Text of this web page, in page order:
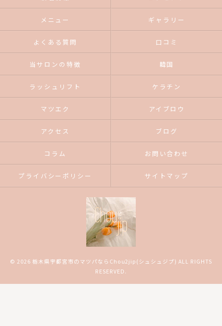
メニュー ギャラリー
よくある質問 口コミ
当サロンの特徴 韓国
ラッシュリフト ケラチン
マツエク アイブロウ
アクセス ブログ
コラム お問い合わせ
プライバシーポリシー サイトマップ
© 2026 栃木県宇都宮市のマツパならChou2jip(シュシュジプ) ALL RIGHTS
RESERVED.